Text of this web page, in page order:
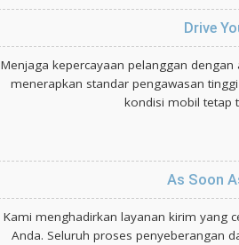
Drive
Menjaga kepercayaan pelanggan
menerapkan standar pengawasan
kondisi mobil tetap
As Soon
Kami menghadirkan layanan kirim yang
Anda. Seluruh proses penyeberangan